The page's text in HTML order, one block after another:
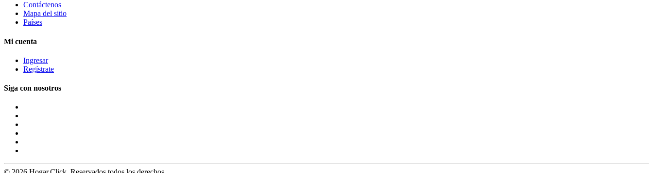
Contáctenos
Mapa del sitio
Países
Mi cuenta
Ingresar
Regístrate
Siga con nosotros